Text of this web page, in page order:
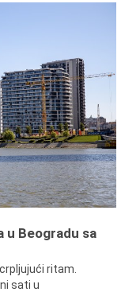
u Beogradu sa
ritam.
sati u